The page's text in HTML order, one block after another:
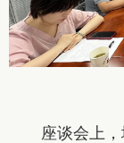
座谈会上